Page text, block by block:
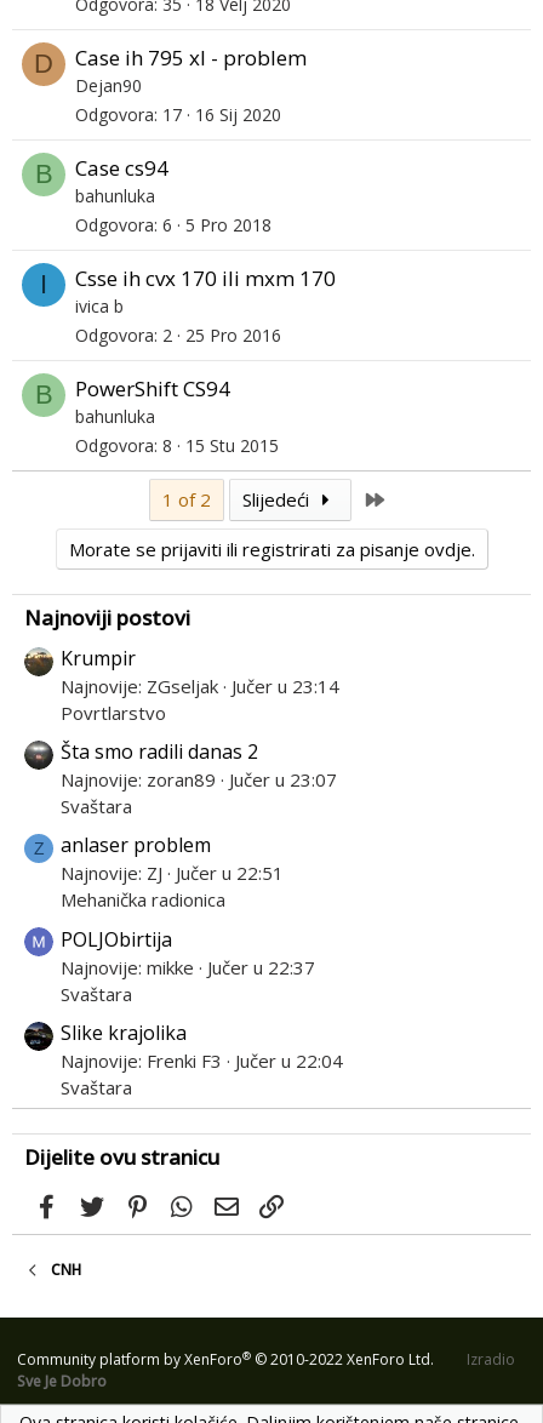
D Case ih 795 xl - problem
Dejan90
Odgovora 17 16 Sij 2020
B Case cs94
bahunluka
Odgovora 6 5 Pro 2018
I Csse ih cvx 170 ili mxm 170
ivica b
Odgovora 2 25 Pro 2016
B PowerShift CS94
bahunluka
Odgovora 8 15 Stu 2015
1 of 2 Slijedeći
Morate se prijaviti ili registrirati za pisanje ovdje.
Najnoviji postovi
Krumpir
Najnovije: ZGseljak Jučer u 23:14
Povrtlarstvo
Šta smo radili danas 2
Najnovije: zoran89
Jučer u 23:07
Svaštara
Z anlaser problem
Najnovije: ZJ
Jučer u 22:51
Mehanička radionica
POLJObirtija
Najnovije: mikke
Jučer u 22:37
Svaštara
Slike krajolika
Najnovije: Frenki F3
Jučer u 22:04
Svaštara
Dijelite ovu stranicu
FacebookTwitterPinterestWhatsApp
Email
CNH
Community platform by XenForo® © 2010-2022 XenForo Ltd.
Izradio
Sve Je Dobro